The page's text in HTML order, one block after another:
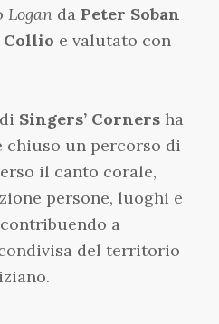
Logan da Peter Soban
Collio e valutato con
Singers’ Corners ha
chiuso un percorso di
il canto corale,
persone, luoghi e
a
del territorio